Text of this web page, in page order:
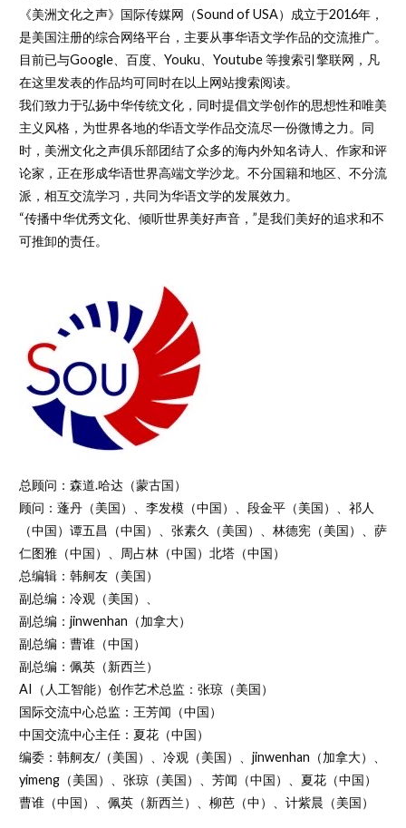
《美洲文化之声》国际传媒网（Sound of USA）成立于2016年，
是美国注册的综合网络平台，主要从事华语文学作品的交流推广。
目前已与Google、百度、Youku、Youtube 等搜索引擎联网，凡
在这里发表的作品均可同时在以上网站搜索阅读。
我们致力于弘扬中华传统文化，同时提倡文学创作的思想性和唯美
主义风格，为世界各地的华语文学作品交流尽一份微博之力。同
时，美洲文化之声俱乐部团结了众多的海内外知名诗人、作家和评
论家，正在形成华语世界高端文学沙龙。不分国籍和地区、不分流
派，相互交流学习，共同为华语文学的发展效力。
“传播中华优秀文化、倾听世界美好声音，”是我们美好的追求和不
可推卸的责任。
总顾问：森道.哈达（蒙古国）
顾问：蓬丹（美国）、李发模（中国）、段金平（美国）、祁人
（中国）谭五昌（中国）、张素久（美国）、林德宪（美国）、萨
仁图雅（中国）、周占林（中国）北塔（中国）
总编辑：韩舸友（美国）
副总编：冷观（美国）、
副总编：jinwenhan（加拿大）
副总编：曹谁（中国）
副总编：佩英（新西兰）
AI（人工智能）创作艺术总监：张琼（美国）
国际交流中心总监：王芳闻（中国）
中国交流中心主任：夏花（中国）
编委：韩舸友/（美国）、冷观（美国）、jinwenhan（加拿大）、
yimeng（美国）、张琼（美国）、芳闻（中国）、夏花（中国）
曹谁（中国）、佩英（新西兰）、柳芭（中）、计紫晨（美国）